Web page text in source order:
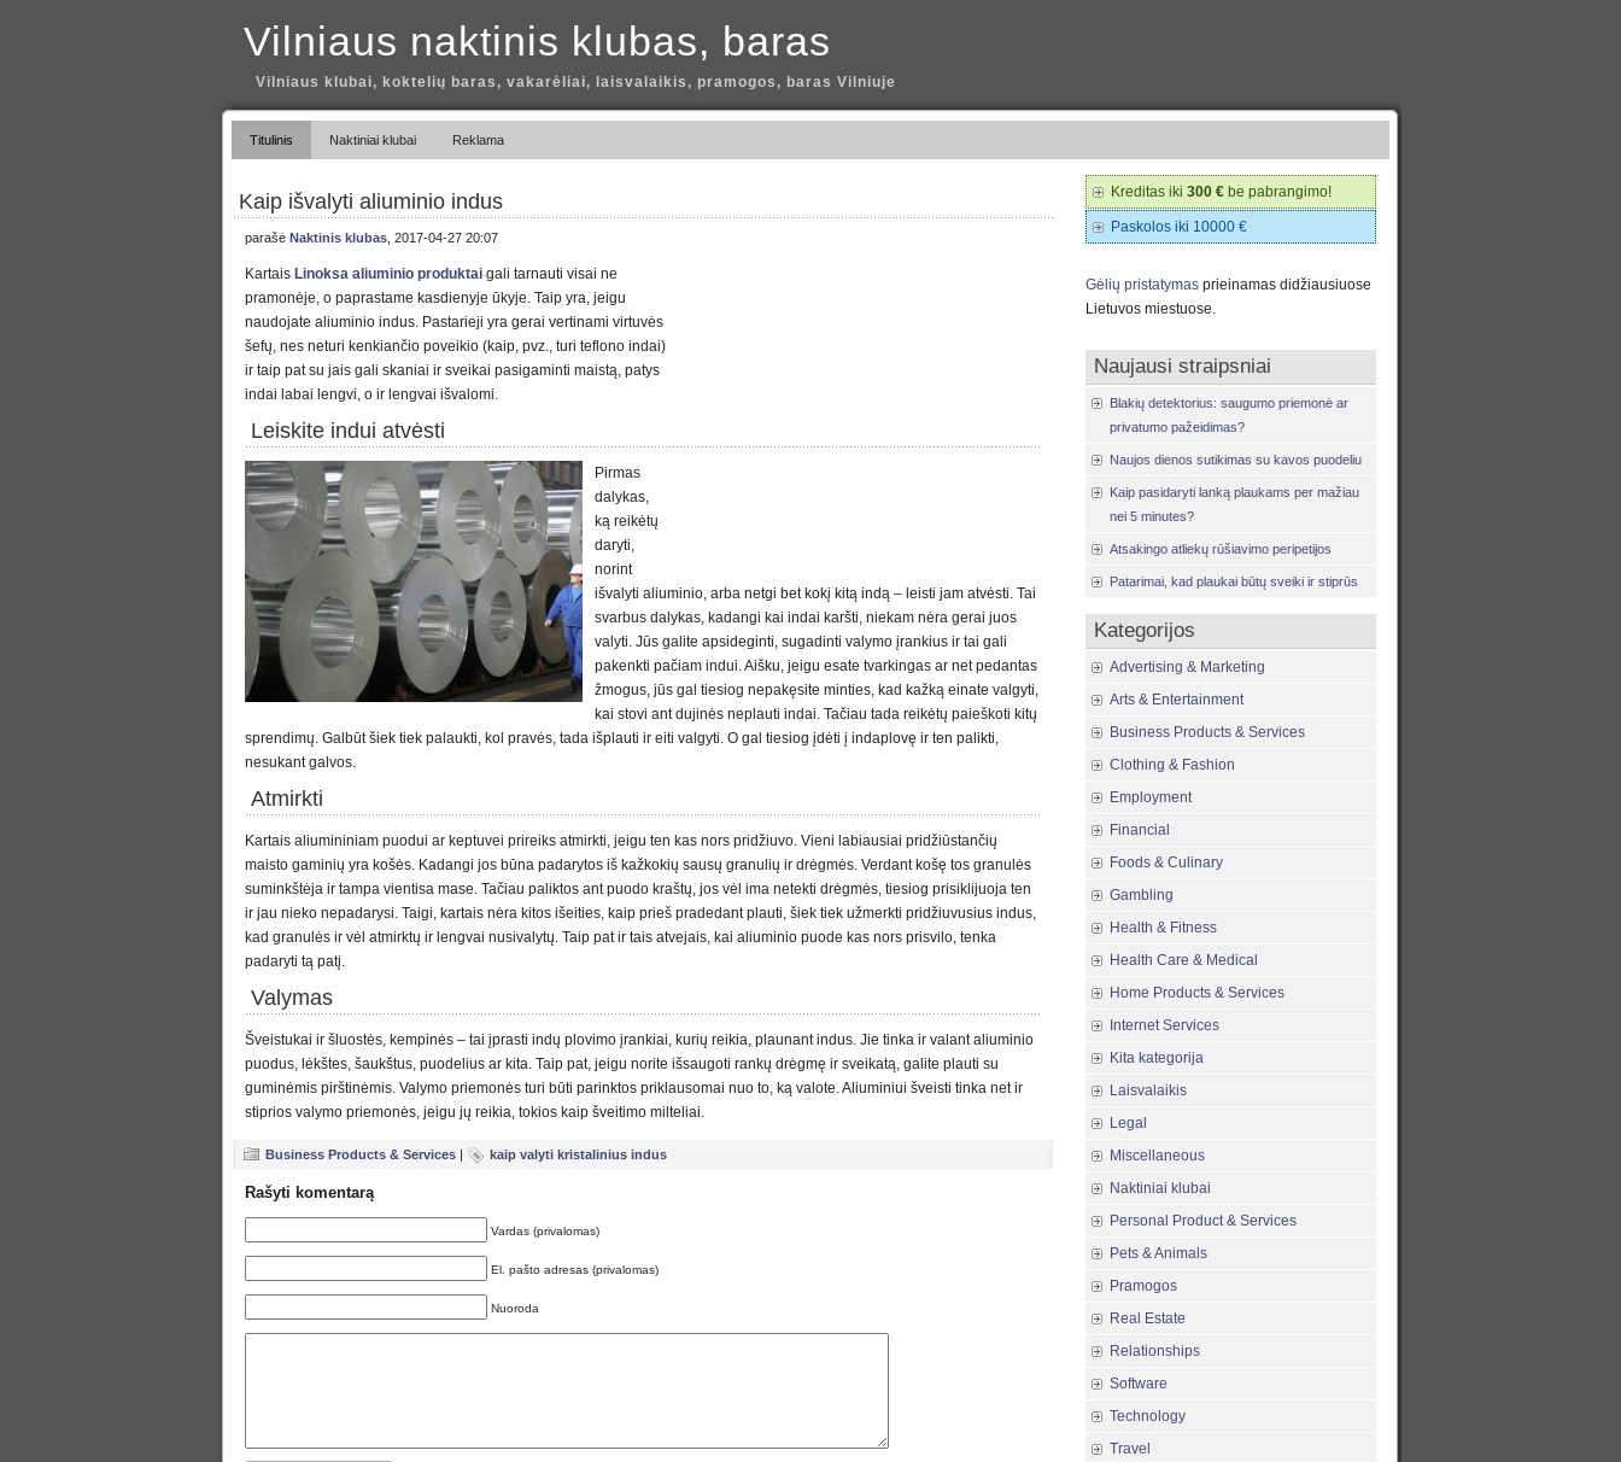
Vilniaus naktinis klubas, baras
Vilniaus klubai, koktelių baras, vakarėliai, laisvalaikis, pramogos, baras Vilniuje
Titulinis Naktiniai klubai Reklama
Kaip išvalyti aliuminio indus
parašė Naktinis klubas , 2017-04-27 20:07
Kartais Linoksa aliuminio produktai gali tarnauti visai ne
pramonėje, o paprastame kasdienyje ūkyje. Taip yra, jeigu
naudojate aliuminio indus. Pastarieji yra gerai vertinami virtuvės
šefų, nes neturi kenkiančio poveikio (kaip, pvz., turi teflono indai)
ir taip pat su jais gali skaniai ir sveikai pasigaminti maistą, patys
indai labai lengvi, o ir lengvai išvalomi.
Leiskite indui atvėsti
Pirmas
dalykas,
ką reikėtų
daryti,
norint
išvalyti aliuminio, arba netgi bet kokį kitą indą – leisti jam atvėsti. Tai
svarbus dalykas, kadangi kai indai karšti, niekam nėra gerai juos
valyti. Jūs galite apsideginti, sugadinti valymo įrankius ir tai gali
pakenkti pačiam indui. Aišku, jeigu esate tvarkingas ar net pedantas
žmogus, jūs gal tiesiog nepakęsite minties, kad kažką einate valgyti,
kai stovi ant dujinės neplauti indai. Tačiau tada reikėtų paieškoti kitų
sprendimų. Galbūt šiek tiek palaukti, kol pravės, tada išplauti ir eiti valgyti. O gal tiesiog įdėti į indaplovę ir ten palikti,
nesukant galvos.
Atmirkti
Kartais aliumininiam puodui ar keptuvei prireiks atmirkti, jeigu ten kas nors pridžiuvo. Vieni labiausiai pridžiūstančių
maisto gaminių yra košės. Kadangi jos būna padarytos iš kažkokių sausų granulių ir drėgmės. Verdant košę tos granulės
suminkštėja ir tampa vientisa mase. Tačiau paliktos ant puodo kraštų, jos vėl ima netekti drėgmės, tiesiog prisiklijuoja ten
ir jau nieko nepadarysi. Taigi, kartais nėra kitos išeities, kaip prieš pradedant plauti, šiek tiek užmerkti pridžiuvusius indus,
kad granulės ir vėl atmirktų ir lengvai nusivalytų. Taip pat ir tais atvejais, kai aliuminio puode kas nors prisvilo, tenka
padaryti tą patį.
Valymas
Šveistukai ir šluostės, kempinės – tai įprasti indų plovimo įrankiai, kurių reikia, plaunant indus. Jie tinka ir valant aliuminio
puodus, lėkštes, šaukštus, puodelius ar kita. Taip pat, jeigu norite išsaugoti rankų drėgmę ir sveikatą, galite plauti su
guminėmis pirštinėmis. Valymo priemonės turi būti parinktos priklausomai nuo to, ką valote. Aliuminiui šveisti tinka net ir
stiprios valymo priemonės, jeigu jų reikia, tokios kaip šveitimo milteliai.
Business Products & Services | kaip valyti kristalinius indus
Rašyti komentarą
Vardas (privalomas)
El. pašto adresas (privalomas)
Nuoroda
Kreditas iki 300 € be pabrangimo!
Paskolos iki 10000 €
Gėlių pristatymas prieinamas didžiausiuose
Lietuvos miestuose.
Naujausi straipsniai
Blakių detektorius: saugumo priemonė ar
privatumo pažeidimas?
Naujos dienos sutikimas su kavos puodeliu
Kaip pasidaryti lanką plaukams per mažiau
nei 5 minutes?
Atsakingo atliekų rūšiavimo peripetijos
Patarimai, kad plaukai būtų sveiki ir stiprūs
Kategorijos
Advertising & Marketing
Arts & Entertainment
Business Products & Services
Clothing & Fashion
Employment
Financial
Foods & Culinary
Gambling
Health & Fitness
Health Care & Medical
Home Products & Services
Internet Services
Kita kategorija
Laisvalaikis
Legal
Miscellaneous
Naktiniai klubai
Personal Product & Services
Pets & Animals
Pramogos
Real Estate
Relationships
Software
Technology
Travel